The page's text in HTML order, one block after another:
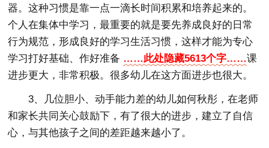
器。这种习惯是靠一点一滴长时间积累和培养起来的。
个人在集体中学习，最重要的就是要先养成良好的日常
行为规范，形成良好的学习生活习惯，这样才能为专心
学习打好基础、作好准备 ……此处隐藏5613个字……课
进步更大，非常积极。很多幼儿在这方面进步也很大。
3、几位胆小、动手能力差的幼儿如何秋彤，在老师
和家长共同关心鼓励下，有了很大的进步，建立了自信
心，与其他孩子之间的差距越来越小了。